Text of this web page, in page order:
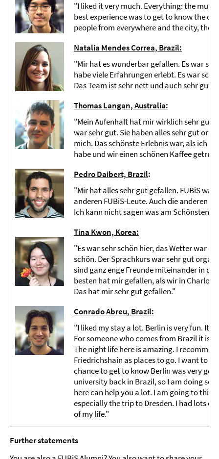
"I liked it very much. Everything: the
best experience was to get to know the
people from everywhere and the city, the
Natalia Mendes Correa, Brazil:
"Mir hat es wunderbar gefallen. Es war so
habe viele Erfahrungen erlebt. Es war
Das Team ist sehr nett und auch sehr gut."
Thomas Langan, Australia:
"Mein Aufenhalt hat mir wirklich sehr gut
war sehr gut. Sie haben alles sehr gut
mich. Das schönste Erlebnis war, als ich
habe und wir einen schönen Kaffee
Pedro Daibert, Brazil:
"Mir hat alles sehr gut gefallen. FUBiS
anderen FUBiS-Leute. Auch die anderen
Ich kann nicht sagen was am Schönsten
Tina Kwon, Korea:
"Es war sehr schön hier, das Wetter war
schön. Der Sprachkurs war sehr gut
sind ganz enge Freunde miteinander in
besten hat mir gefallen, als wir in
Das hat mir sehr gut gefallen."
Conrado Abreu, Brazil:
"I liked my stay a lot. Berlin is very fun. It
For someone who comes from Brazil it is
The night life here is amazing. I
Friedrichshain as places to go. I want to
chance to get to know Berlin was very
university back in Brazil, so I am doing
here can help you a lot. I am going to
especially the trip to Dresden. I had lots
of my life."
Further statements